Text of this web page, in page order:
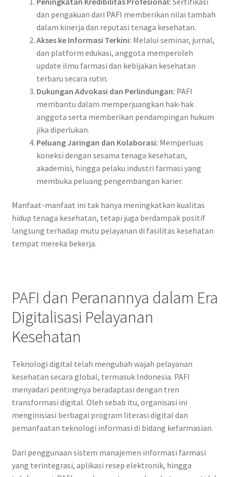
dan pengakuan dari PAFI memberikan nilai tambah
dalam kinerja dan reputasi tenaga kesehatan.
Akses ke Informasi Terkini: Melalui seminar, jurnal,
dan platform edukasi, anggota memperoleh
update ilmu farmasi dan kebijakan kesehatan
terbaru secara rutin.
Dukungan Advokasi dan Perlindungan: PAFI
membantu dalam memperjuangkan hak-hak
anggota serta memberikan pendampingan hukum
jika diperlukan.
Peluang Jaringan dan Kolaborasi: Memperluas
koneksi dengan sesama tenaga kesehatan,
akademisi, hingga pelaku industri farmasi yang
membuka peluang pengembangan karier.
Manfaat-manfaat ini tak hanya meningkatkan kualitas
hidup tenaga kesehatan, tetapi juga berdampak positif
langsung terhadap mutu pelayanan di fasilitas kesehatan
tempat mereka bekerja.
PAFI dan Peranannya dalam Era
Digitalisasi Pelayanan
Kesehatan
Teknologi digital telah mengubah wajah pelayanan
kesehatan secara global, termasuk Indonesia. PAFI
menyadari pentingnya beradaptasi dengan tren
transformasi digital. Oleh sebab itu, organisasi ini
menginisiasi berbagai program literasi digital dan
pemanfaatan teknologi informasi di bidang kefarmasian.
Dari penggunaan sistem manajemen informasi farmasi
yang terintegrasi, aplikasi resep elektronik, hingga